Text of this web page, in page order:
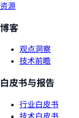
资源
博客
观点洞察
技术前瞻
白皮书与报告
行业白皮书
技术白皮书